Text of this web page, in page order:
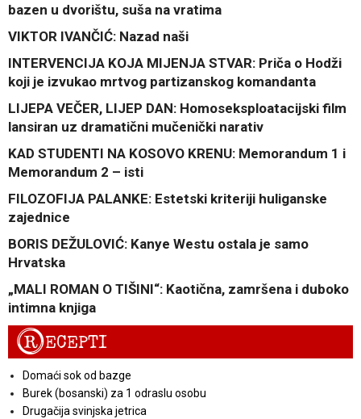
bazen u dvorištu, suša na vratima
VIKTOR IVANČIĆ: Nazad naši
INTERVENCIJA KOJA MIJENJA STVAR: Priča o Hodži
koji je izvukao mrtvog partizanskog komandanta
LIJEPA VEČER, LIJEP DAN: Homoseksploatacijski film
lansiran uz dramatični mučenički narativ
KAD STUDENTI NA KOSOVO KRENU: Memorandum 1 i
Memorandum 2 – isti
FILOZOFIJA PALANKE: Estetski kriteriji huliganske
zajednice
BORIS DEŽULOVIĆ: Kanye Westu ostala je samo
Hrvatska
„MALI ROMAN O TIŠINI“: Kaotična, zamršena i duboko
intimna knjiga
RECEPTI
Domaći sok od bazge
Burek (bosanski) za 1 odraslu osobu
Drugačija svinjska jetrica